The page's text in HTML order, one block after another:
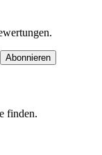
Abonnieren
finden.